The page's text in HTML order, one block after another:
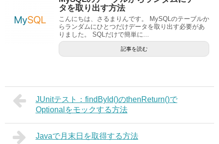
タを取り出す方法
こんにちは、さるまりんです。 MySQLのテーブルか
らランダムにひとつだけデータを取り出す必要があ
りました。 SQLだけで簡単に...
記事を読む
JUnitテスト：findById()のthenReturn()で
Optionalをモックする方法
Javaで月末日を取得する方法